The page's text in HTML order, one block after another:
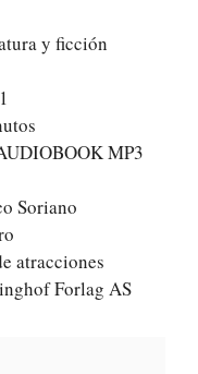
y ficción
MP3
Soriano
atracciones
Forlag AS